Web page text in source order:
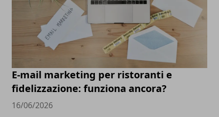
E-mail marketing per ristoranti e
fidelizzazione: funziona ancora?
16/06/2026